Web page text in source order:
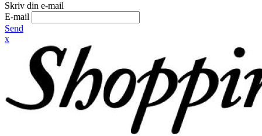
Skriv din e-mail
E-mail
Send
x